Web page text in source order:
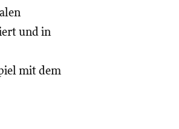
und in
mit dem